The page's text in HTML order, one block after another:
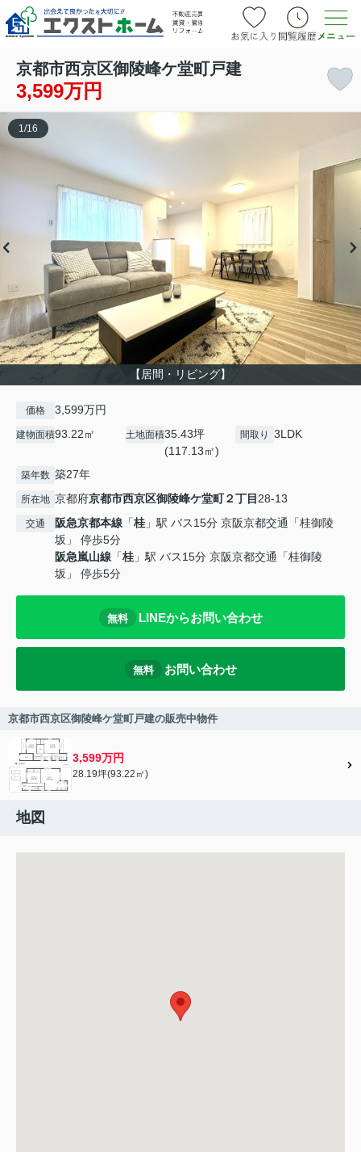
京都市西京区御陵峰ケ堂町戸建
3,599万円
【居間・リビング】
1 /16
価格 3,599万円
建物面積93.22㎡ 土地面積35.43坪
(117.13㎡)
間取り 3LDK
築年数 築27年
所在地 京都府京都市西京区御陵峰ケ堂町２丁目 28-13
交通 阪急京都本線 「桂 」駅 バス15分 京阪京都交通「桂御陵
坂」 停歩5分
阪急嵐山線 「桂 」駅 バス15分 京阪京都交通「桂御陵
坂」 停歩5分
無料 LINEからお問い合わせ
無料 お問い合わせ
京都市西京区御陵峰ケ堂町戸建の販売中物件
3,599万円
28.19坪(93.22㎡)
地図